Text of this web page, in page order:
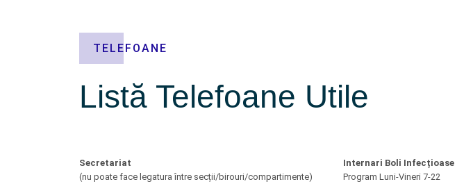
TELEFOANE
Listă Telefoane Utile
Secretariat
(nu poate face legatura între secții/birouri/compartimente)
Internari Boli Infecțioase
Program Luni-Vineri 7-22